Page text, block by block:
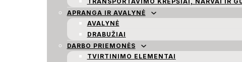
APRANGA IR AVALYNĖ
AVALYNĖ
DRABUŽIAI
DARBO PRIEMONĖS
TVIRTINIMO ELEMENTAI